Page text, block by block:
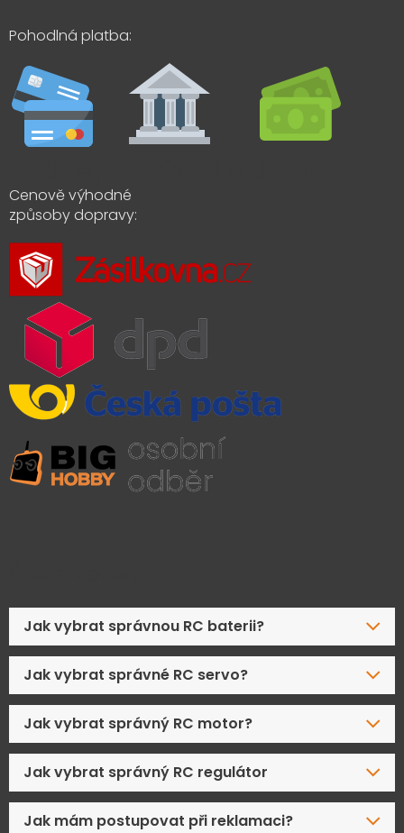
Pohodlná platba:
Cenově výhodné
způsoby dopravy:
Jak vybrat správnou RC baterii?
Jak vybrat správné RC servo?
Jak vybrat správný RC motor?
Jak vybrat správný RC regulátor
Jak mám postupovat při reklamaci?